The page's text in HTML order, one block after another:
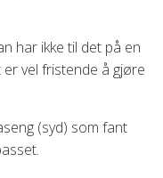
har ikke til det på en
vel fristende å gjøre
(syd) som fant